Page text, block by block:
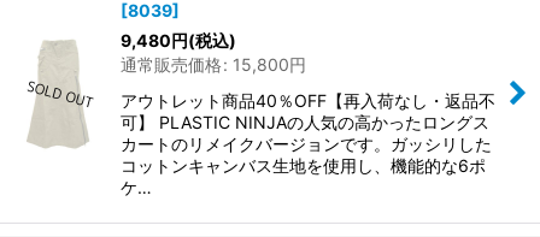
[8039]
9,480円(税込)
通常販売価格: 15,800円
アウトレット商品40％OFF【再入荷なし・返品不
可】 PLASTIC NINJAの人気の高かったロングス
カートのリメイクバージョンです。ガッシリした
コットンキャンバス生地を使用し、機能的な6ポ
ケ…